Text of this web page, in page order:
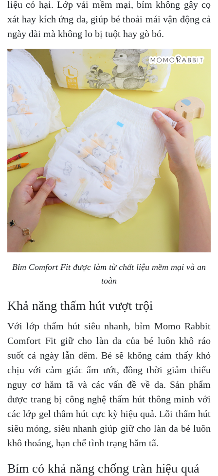
liệu có hại. Lớp vải mềm mại, bỉm không gây cọ
xát hay kích ứng da, giúp bé thoải mái vận động cả
ngày dài mà không lo bị tuột hay gò bó.
Bỉm Comfort Fit được làm từ chất liệu mềm mại và an
toàn
Khả năng thấm hút vượt trội
Với lớp thấm hút siêu nhanh, bỉm Momo Rabbit
Comfort Fit giữ cho làn da của bé luôn khô ráo
suốt cả ngày lẫn đêm. Bé sẽ không cảm thấy khó
chịu với cảm giác ẩm ướt, đồng thời giảm thiểu
nguy cơ hăm tã và các vấn đề về da. Sản phẩm
được trang bị công nghệ thấm hút thông minh với
các lớp gel thấm hút cực kỳ hiệu quả. Lõi thấm hút
siêu mỏng, siêu nhanh giúp giữ cho làn da bé luôn
khô thoáng, hạn chế tình trạng hăm tã.
Bỉm có khả năng chống tràn hiệu quả